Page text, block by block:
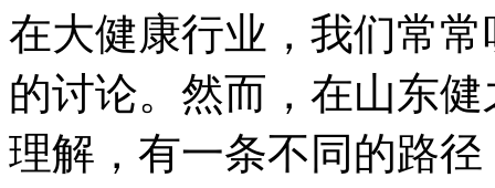
在大健康行业，我们常
的讨论。然而，在山东
理解，有一条不同的路